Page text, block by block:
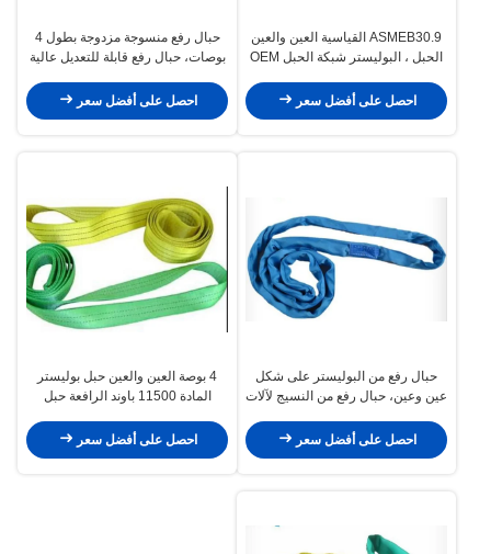
ASMEB30.9 القياسية العين والعين
الحبل ، البوليستر شبكة الحبل OEM
احصل على أفضل سعر
حبال رفع منسوجة مزدوجة بطول 4
بوصات، حبال رفع قابلة للتعديل عالية
احصل على أفضل سعر
حبال رفع من البوليستر على شكل
عين وعين، حبال رفع من النسيج لآلات
احصل على أفضل سعر
4 بوصة العين والعين حبل بوليستر
المادة 11500 باوند الرافعة حبل
احصل على أفضل سعر